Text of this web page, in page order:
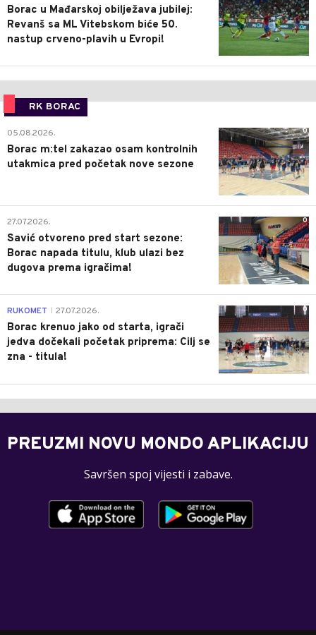
Borac u Mađarskoj obilježava jubilej:
Revanš sa ML Vitebskom biće 50.
nastup crveno-plavih u Evropi!
RK BORAC
0
05.08.2026.
Borac m:tel zakazao osam kontrolnih
utakmica pred početak nove sezone
0
27.07.2026.
Savić otvoreno pred start sezone:
Borac napada titulu, klub ulazi bez
dugova prema igračima!
0
RUKOMET 27.07.2026.
Borac krenuo jako od starta, igrači
jedva dočekali početak priprema: Cilj se
zna - titula!
PREUZMI NOVU MONDO APLIKACIJU
Savršen spoj vijesti i zabave.